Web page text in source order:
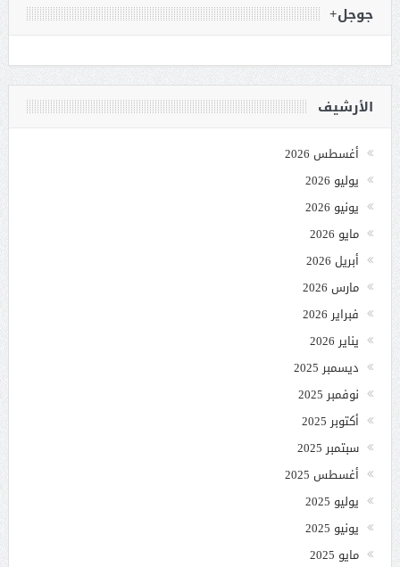
جوجل+
الأرشيف
أغسطس 2026
يوليو 2026
يونيو 2026
مايو 2026
أبريل 2026
مارس 2026
فبراير 2026
يناير 2026
ديسمبر 2025
نوفمبر 2025
أكتوبر 2025
سبتمبر 2025
أغسطس 2025
يوليو 2025
يونيو 2025
مايو 2025